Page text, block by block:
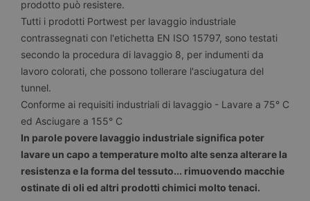
prodotto può resistere.
Tutti i prodotti Portwest per lavaggio industriale
contrassegnati con l'etichetta EN ISO 15797, sono testati
secondo la procedura di lavaggio 8, per indumenti da
lavoro colorati, che possono tollerare l'asciugatura del
tunnel.
Conforme ai requisiti industriali di lavaggio - Lavare a 75° C
ed Asciugare a 155° C
In parole povere lavaggio industriale significa poter
lavare un capo a temperature molto alte senza alterare la
resistenza e la forma del tessuto... rimuovendo macchie
ostinate di oli ed altri prodotti chimici molto tenaci.